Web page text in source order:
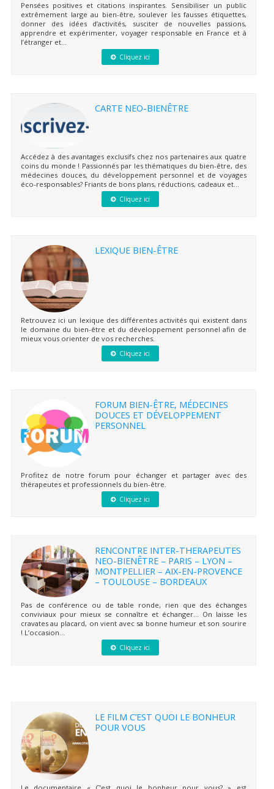
Pensées positives et citations inspirantes. Sensibiliser un public
extrêmement large au bien-être, soulever les fausses étiquettes,
donner des idées d’activités, susciter de nouvelles passions,
apprendre et expérimenter, voyager responsable en France et à
l’étranger et...
Cliquez ici
CARTE NEO-BIENÊTRE
Accédez à des avantages exclusifs chez nos partenaires aux quatre
coins du monde ! Passionnés par les thématiques du bien-être, des
médecines douces, du développement personnel et de voyages
éco-responsables? Friants de bons plans, réductions, cadeaux et...
Cliquez ici
LEXIQUE BIEN-ÊTRE
Retrouvez ici un lexique des différentes activités qui existent dans
le domaine du bien-être et du développement personnel afin de
mieux vous orienter de vos recherches.
Cliquez ici
FORUM BIEN-ÊTRE, MÉDECINES
DOUCES ET DÉVELOPPEMENT
PERSONNEL
Profitez de notre forum pour échanger et partager avec des
thérapeutes et professionnels du bien-être.
Cliquez ici
RENCONTRE INTER-THERAPEUTES
NEO-BIENÊTRE – PARIS – LYON –
MONTPELLIER – AIX-EN-PROVENCE
– TOULOUSE – BORDEAUX
Pas de conférence ou de table ronde, rien que des échanges
conviviaux pour mieux se connaître et échanger… On laisse les
cravates au placard, on vient avec sa bonne humeur et son sourire
! L’occasion...
Cliquez ici
LE FILM C’EST QUOI LE BONHEUR
POUR VOUS